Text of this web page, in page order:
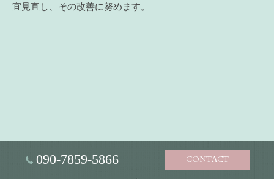
宜見直し、その改善に努めます。
090-7859-5866 CONTACT